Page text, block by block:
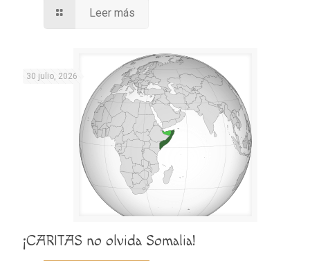
Leer más
30 julio, 2026
¡CARITAS no olvida Somalia!